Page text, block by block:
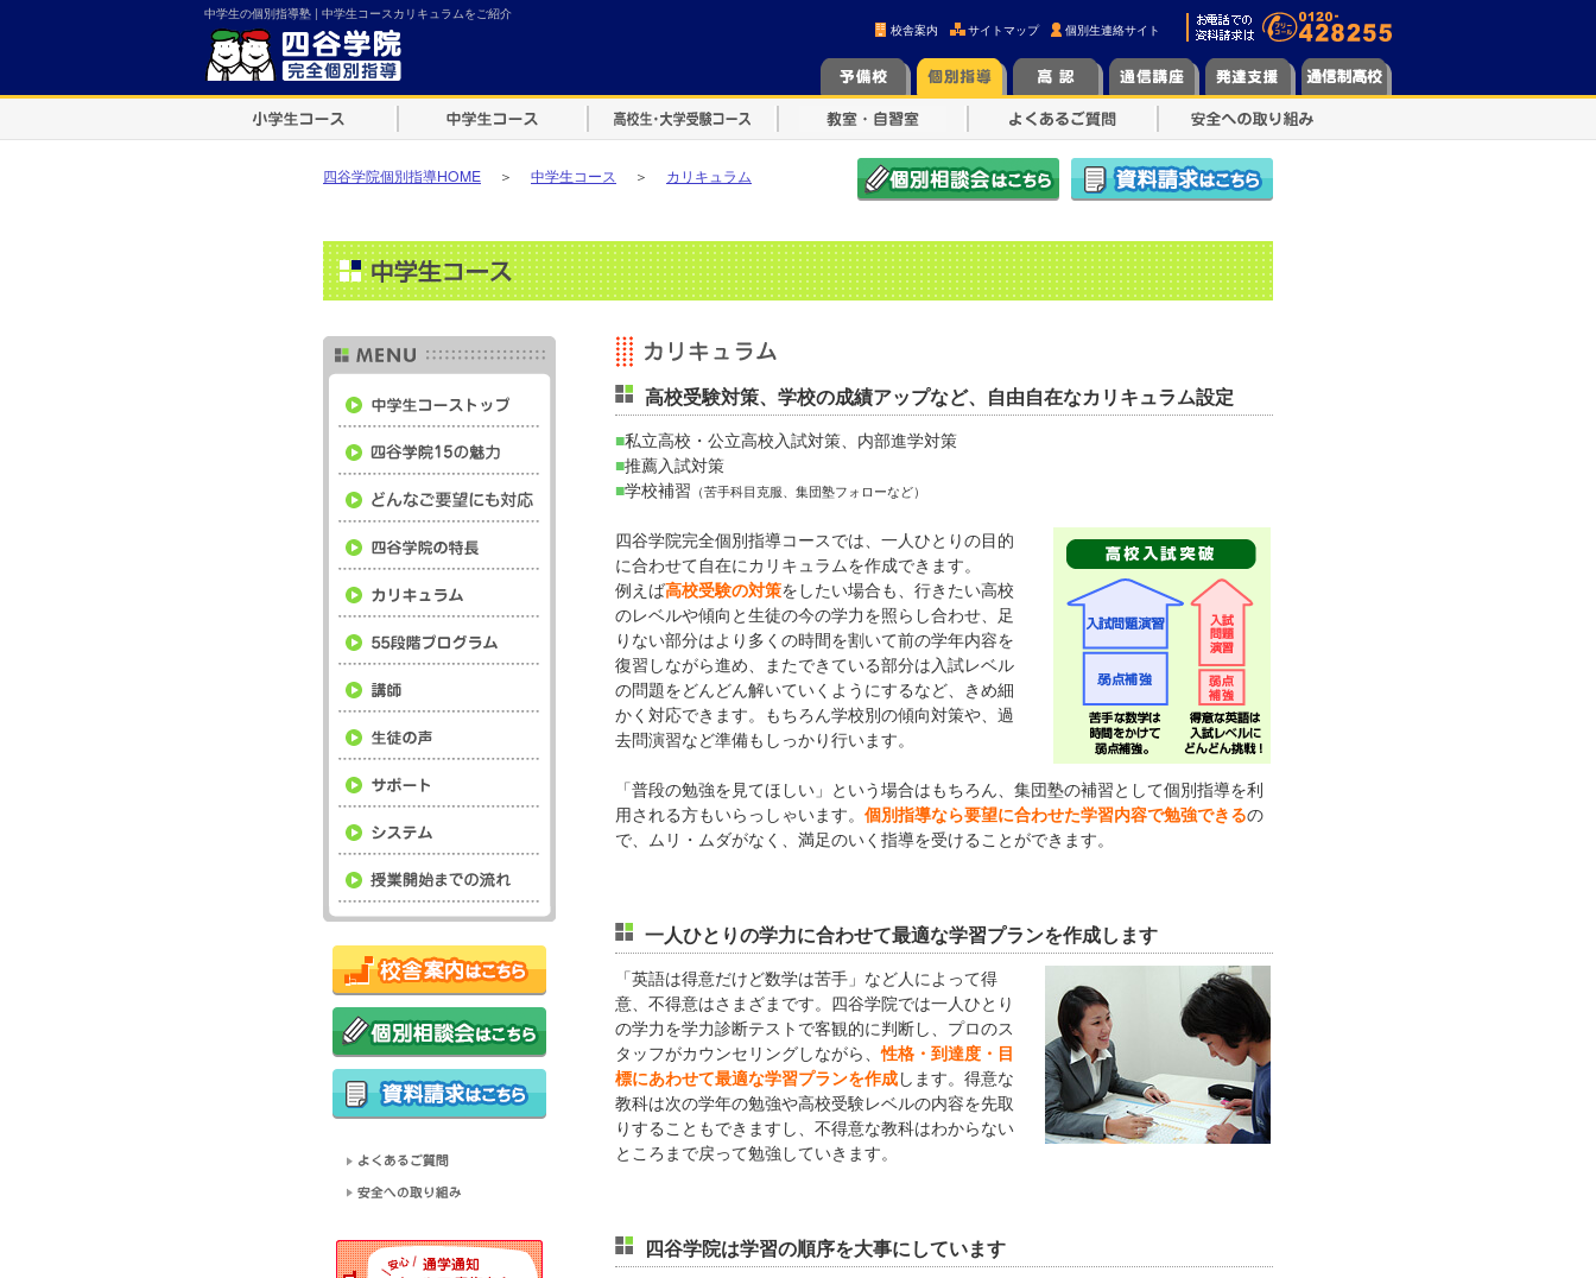
中学生の個別指導塾 | 中学生コースカリキュラムをご紹介
校舎案内
サイトマップ 個別生連絡サイト
四谷学院個別指導HOME ＞ 中学生コース ＞ カリキュラム
高校受験対策、学校の成績アップなど、自由自在なカリキュラム設定
■私立高校・公立高校入試対策、内部進学対策
■推薦入試対策
■学校補習 （苦手科目克服、集団塾フォローなど）
四谷学院完全個別指導コースでは、一人ひとりの目的
に合わせて自在にカリキュラムを作成できます。
例えば高校受験の対策をしたい場合も、行きたい高校
のレベルや傾向と生徒の今の学力を照らし合わせ、足
りない部分はより多くの時間を割いて前の学年内容を
復習しながら進め、またできている部分は入試レベル
の問題をどんどん解いていくようにするなど、きめ細
かく対応できます。もちろん学校別の傾向対策や、過
去問演習など準備もしっかり行います。
「普段の勉強を見てほしい」という場合はもちろん、集団塾の補習として個別指導を利
用される方もいらっしゃいます。 個別指導なら要望に合わせた学習内容で勉強できるの
で、ムリ・ムダがなく、満足のいく指導を受けることができます。
一人ひとりの学力に合わせて最適な学習プランを作成します
「英語は得意だけど数学は苦手」など人によって得
意、不得意はさまざまです。四谷学院では一人ひとり
の学力を学力診断テストで客観的に判断し、プロのス
タッフがカウンセリングしながら、性格・到達度・目
標にあわせて最適な学習プランを作成します。得意な
教科は次の学年の勉強や高校受験レベルの内容を先取
りすることもできますし、不得意な教科はわからない
ところまで戻って勉強していきます。
四谷学院は学習の順序を大事にしています